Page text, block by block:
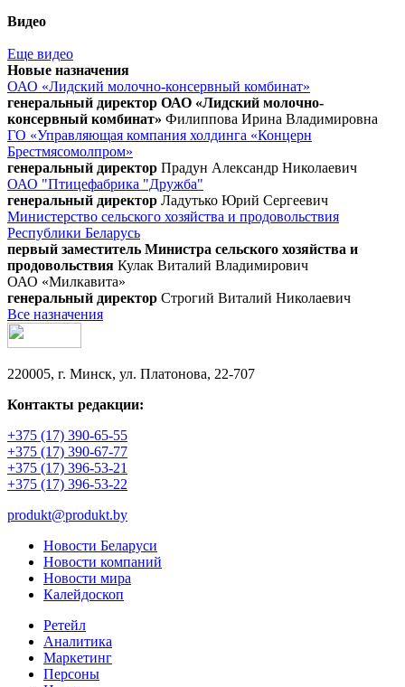
Видео
Еще видео
Новые назначения
ОАО «Лидский молочно-консервный комбинат»
генеральный директор ОАО «Лидский молочно-
консервный комбинат» Филиппова Ирина Владимировна
ГО «Управляющая компания холдинга «Концерн
Брестмясомолпром»
генеральный директор Прадун Александр Николаевич
ОАО "Птицефабрика "Дружба"
генеральный директор Ладутько Юрий Сергеевич
Министерство сельского хозяйства и продовольствия
Республики Беларусь
первый заместитель Министра сельского хозяйства и
продовольствия Кулак Виталий Владимирович
ОАО «Милкавита»
генеральный директор Строгий Виталий Николаевич
Все назначения
220005, г. Минск, ул. Платонова, 22-707
Контакты редакции:
+375 (17) 390-65-55
+375 (17) 390-67-77
+375 (17) 396-53-21
+375 (17) 396-53-22
produkt@produkt.by
Новости Беларуси
Новости компаний
Новости мира
Калейдоскоп
Ретейл
Аналитика
Маркетинг
Персоны